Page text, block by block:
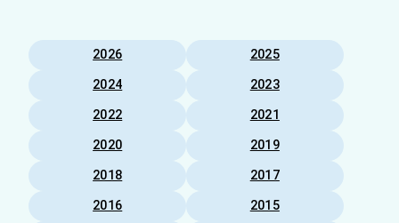
2026
2025
2024
2023
2022
2021
2020
2019
2018
2017
2016
2015